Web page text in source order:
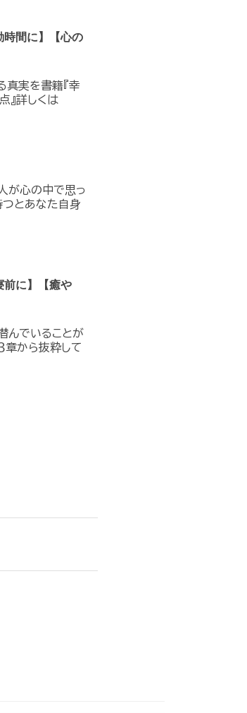
時間に】【心の
実を書籍『幸
』詳しくは
が心の中で思っ
つとあなた自身
前に】【癒や
んでいることが
章から抜粋して